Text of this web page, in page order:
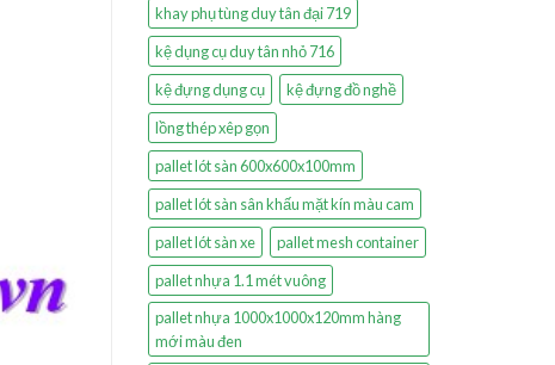
khay phụ tùng duy tân đại 719
kệ dụng cụ duy tân nhỏ 716
kệ đựng dụng cụ
kệ đựng đồ nghề
lồng thép xêp gọn
pallet lót sàn 600x600x100mm
pallet lót sàn sân khấu mặt kín màu cam
pallet lót sàn xe
pallet mesh container
pallet nhựa 1.1 mét vuông
pallet nhựa 1000x1000x120mm hàng
mới màu đen